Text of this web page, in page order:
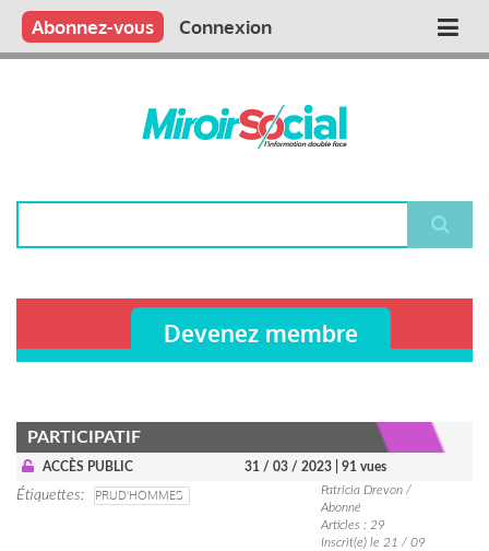
Aller
contenu
Main
Qui sommes nous ?
Vous publiez
Nous publions
Contactez-nous
Abonnez-vous Connexion
Devenez membre
PARTICIPATIF
ACCÈS PUBLIC 31 / 03 / 2023 | 91 vues
Étiquettes PRUD'HOMMES
Patricia Drevon /
Abonné
Articles : 29
Inscrit(e) le 21 / 09